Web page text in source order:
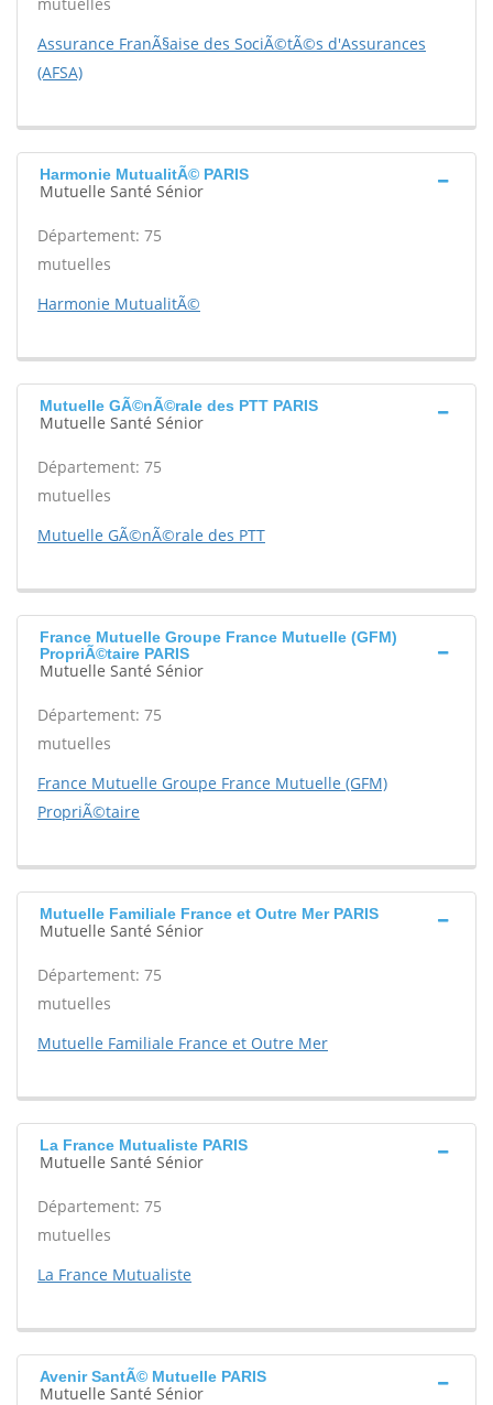
Assurance FranÃ§aise des SociÃ©tÃ©s d'Assurances
(AFSA)
Harmonie MutualitÃ© PARIS
Mutuelle Santé Sénior
Département: 75
mutuelles
Harmonie MutualitÃ©
Mutuelle GÃ©nÃ©rale des PTT PARIS
Mutuelle Santé Sénior
Département: 75
mutuelles
Mutuelle GÃ©nÃ©rale des PTT
France Mutuelle Groupe France Mutuelle (GFM)
PropriÃ©taire PARIS
Mutuelle Santé Sénior
Département: 75
mutuelles
France Mutuelle Groupe France Mutuelle (GFM)
PropriÃ©taire
Mutuelle Familiale France et Outre Mer PARIS
Mutuelle Santé Sénior
Département: 75
mutuelles
Mutuelle Familiale France et Outre Mer
La France Mutualiste PARIS
Mutuelle Santé Sénior
Département: 75
mutuelles
La France Mutualiste
Avenir SantÃ© Mutuelle PARIS
Mutuelle Santé Sénior